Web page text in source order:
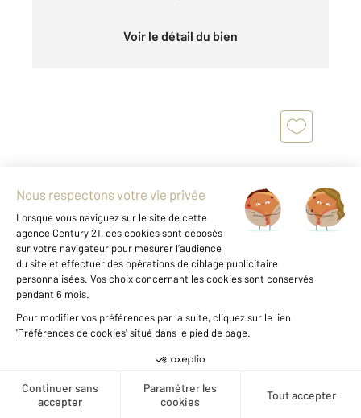
Créer une alerte
Voir le détail du bien
LEVALLOIS PERRET 92
60,70 m
Ref : 2856
Appartement F2 à vendre
480 000 €